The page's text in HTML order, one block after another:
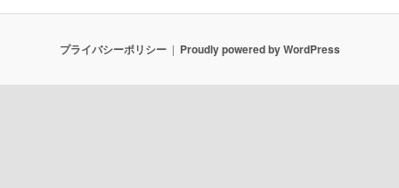
プライバシーポリシー Proudly powered by WordPress